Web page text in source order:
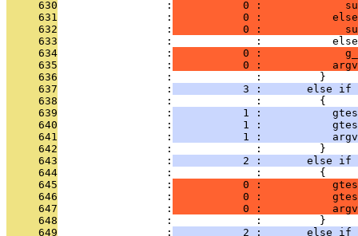
     630
                 :
0 :
     631
                 :
0 :
     632
                 :
0 :
     633
                 :             :           else
     634
                 :
0 :
     635
                 :
0 :
     636
                 :             :         }
     637
                 :
3 :       else if
     638
                 :             :         {
     639
                 :
1 :
     640
                 :
1 :
     641
                 :
1 :
     642
                 :             :         }
     643
                 :
2 :       else if
     644
                 :             :         {
     645
                 :
0 :
     646
                 :
0 :
     647
                 :
0 :
     648
                 :             :         }
     649
                 :
2 :       else if